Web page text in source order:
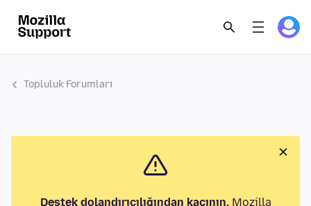
Topluluk Forumları
Destek dolandırıcılığından kaçının.Mozilla